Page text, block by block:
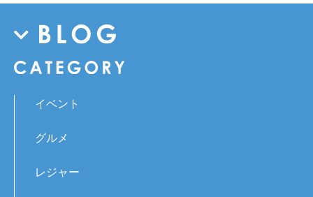
イベント
グルメ
レジャー